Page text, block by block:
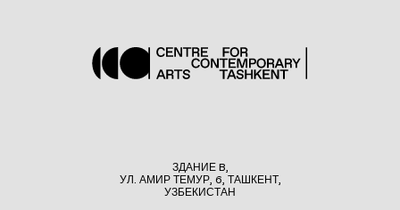
ЗДАНИЕ B,
УЛ. АМИР ТЕМУР, 6, ТАШКЕНТ,
УЗБЕКИСТАН